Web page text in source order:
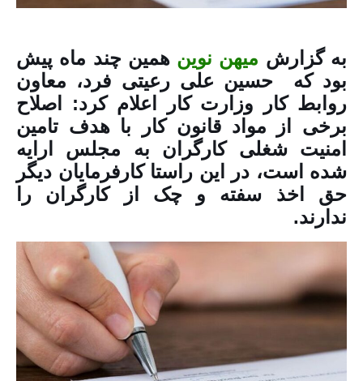
به گزارش میهن نوین همین چند ماه پیش
بود که حسین علی رعیتی فرد، معاون
روابط کار وزارت کار اعلام کرد: اصلاح
برخی از مواد قانون کار با هدف تامین
امنیت شغلی کارگران به مجلس ارایه
شده است، در این راستا کارفرمایان دیگر
حق اخذ سفته و چک از کارگران را
ندارند.